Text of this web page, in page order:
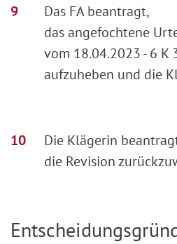
Das FA beantragt,
das angefochtene
vom 18.04.2023 - 6 K
aufzuheben und die
Die Klägerin
die Revision